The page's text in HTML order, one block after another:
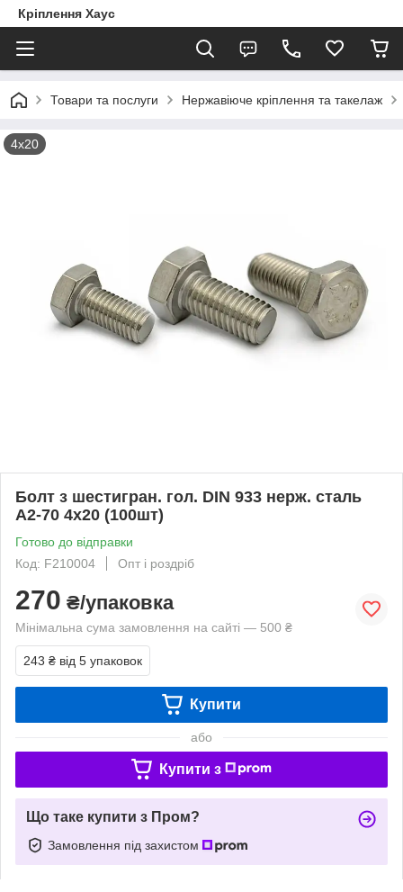
Кріплення Хаус
Товари та послуги Нержавіюче кріплення та такелаж
4х20
Болт з шестигран. гол. DIN 933 нерж. сталь
А2-70 4х20 (100шт)
Готово до відправки
Код: F210004
Опт і роздріб
270 ₴/упаковка
Мінімальна сума замовлення на сайті — 500 ₴
243 ₴ від 5 упаковок
Купити
або
Купити з
Що таке купити з Пром?
Замовлення під захистом